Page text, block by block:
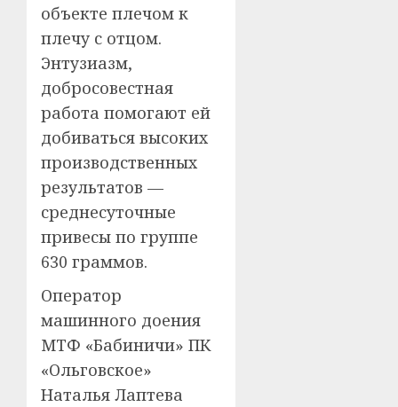
объекте плечом к
плечу с отцом.
Энтузиазм,
добросовестная
работа помогают ей
добиваться высоких
производственных
результатов —
среднесуточные
привесы по группе
630 граммов.
Оператор
машинного доения
МТФ «Бабиничи» ПК
«Ольговское»
Наталья Лаптева